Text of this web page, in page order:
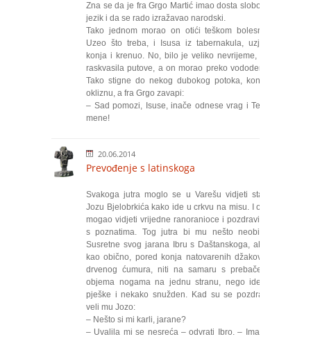
Zna se da je fra Grgo Martić imao dosta slobodan
jezik i da se rado izražavao narodski.
Tako jednom morao on otići teškom bolesniku.
Uzeo što treba, i Isusa iz tabernakula, uzjašio
konja i krenuo. No, bilo je veliko nevrijeme, kiša
raskvasila putove, a on morao preko vododerina.
Tako stigne do nekog dubokog potoka, konj se
okliznu, a fra Grgo zavapi:
– Sad pomozi, Isuse, inače odnese vrag i Tebe i
mene!
20.06.2014
Prevođenje s latinskoga
Svakoga jutra moglo se u Varešu vidjeti starog
Jozu Bjelobrkića kako ide u crkvu na misu. I on je
mogao vidjeti vrijedne ranoranioce i pozdraviti se
s poznatima. Tog jutra bi mu nešto neobično.
Susretne svog jarana Ibru s Daštanskoga, ali ne
kao obično, pored konja natovarenih džakovima
drvenog ćumura, niti na samaru s prebačenim
objema nogama na jednu stranu, nego ide on
pješke i nekako snužden. Kad su se pozdravili,
veli mu Jozo:
– Nešto si mi karli, jarane?
– Uvalila mi se nesreća – odvrati Ibro. – Ima već